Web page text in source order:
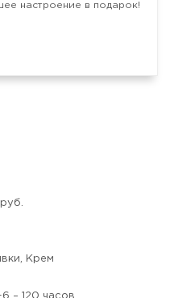
настроение в подарок!
Крем
– 120 часов